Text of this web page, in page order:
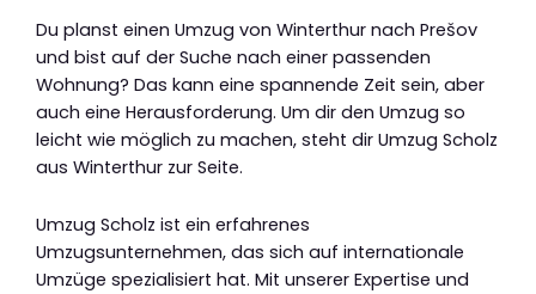
Du planst einen Umzug von Winterthur nach Prešov
und bist auf der Suche nach einer passenden
Wohnung? Das kann eine spannende Zeit sein, aber
auch eine Herausforderung. Um dir den Umzug so
leicht wie möglich zu machen, steht dir Umzug Scholz
aus Winterthur zur Seite.
Umzug Scholz ist ein erfahrenes
Umzugsunternehmen, das sich auf internationale
Umzüge spezialisiert hat. Mit unserer Expertise und